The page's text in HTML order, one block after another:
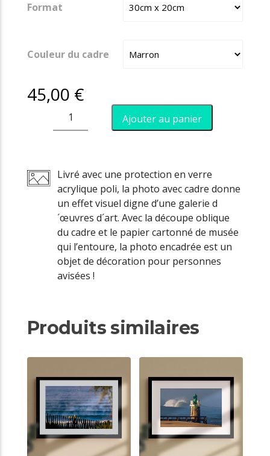
Format
Couleur du cadre
45,00 €
quantité
Ajouter au panier
Livré avec une protection en verre
acrylique poli, la photo avec cadre donne
un effet visuel digne d’une galerie d
´œuvres d´art. Avec la découpe oblique
du cadre et le papier cartonné de musée
qui l’entoure, la photo encadrée est un
objet de décoration pour personnes
avisées !
Produits similaires